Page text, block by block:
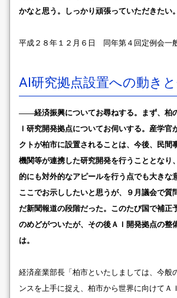
かなと思う。しっかり頑張っていただきたい。
平成２８年１２月６日 同年第４回定例会一
AI研究拠点設置への動き
――経済振興についてお尋ねする。まず、柏
Ｉ研究開発拠点についてお伺いする。産学官
クトが柏市に設置されることは、今後、民間
機関等が連携した研究開発を行うこととなり
的にも対外的なアピールを行う点でも大きな
ここでお示ししたいと思うが、９月議会で質
だ新聞報道の段階だった。このたび国で補正
のめどがついたが、その後ＡＩ開発拠点の整
は。
経済産業部長「柏市といたしましては、今般
ンスを上手に捉え、柏市から世界に向けてＡ